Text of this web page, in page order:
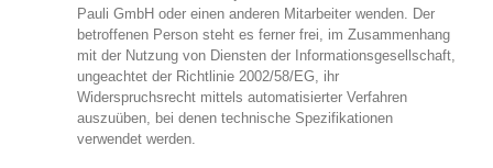
Pauli GmbH oder einen anderen Mitarbeiter wenden. Der
betroffenen Person steht es ferner frei, im Zusammenhang
mit der Nutzung von Diensten der Informationsgesellschaft,
ungeachtet der Richtlinie 2002/58/EG, ihr
Widerspruchsrecht mittels automatisierter Verfahren
auszuüben, bei denen technische Spezifikationen
verwendet werden.